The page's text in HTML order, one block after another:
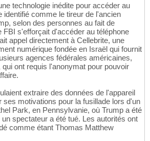
technologie inédite pour accéder au
identifié comme le tireur de l'ancien
selon des personnes au fait de
FBI s'efforçait d'accéder au téléphone
appel directement à Cellebrite, une
numérique fondée en Israël qui fournit
agences fédérales américaines,
ont requis l'anonymat pour pouvoir
extraire des données de l'appareil
ses motivations pour la fusillade lors d'un
Park, en Pennsylvanie, où Trump a été
spectateur a été tué. Les autorités ont
comme étant Thomas Matthew